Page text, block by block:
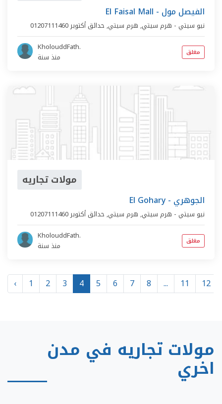
El Faisal Mall - الفيصل مول
نيو سيتي - هرم سيتي, هرم سيتي, حدائق أكتوبر
KholouddFath.
منذ سنة
مغلق
مولات تجاريه
El Gohary - الجوهري
نيو سيتي - هرم سيتي, هرم سيتي, حدائق أكتوبر
KholouddFath.
منذ سنة
مغلق
‹ 1 2 3 4 5 6 7 8 ... 11 12
مولات تجاريه في مدن
اخري